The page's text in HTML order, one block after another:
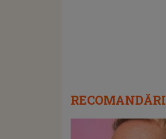
RECOMANDĂRI